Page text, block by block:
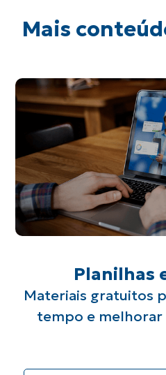
Mais
Planilhas
Materiais gratuitos
tempo e melhorar